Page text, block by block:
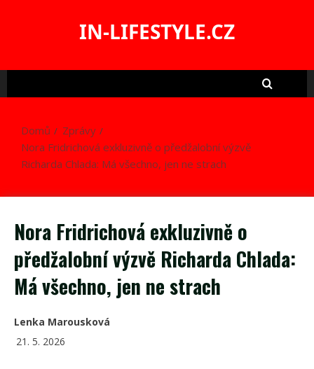
IN-LIFESTYLE.CZ
Domů
Zprávy
Nora Fridrichová exkluzivně o předžalobní výzvě
Richarda Chlada: Má všechno, jen ne strach
Nora Fridrichová exkluzivně o
předžalobní výzvě Richarda Chlada:
Má všechno, jen ne strach
Lenka Marousková
21. 5. 2026